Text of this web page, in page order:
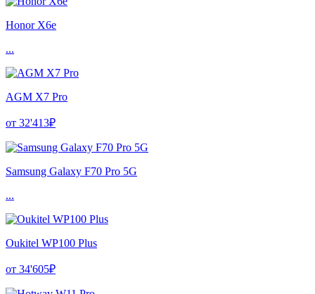
Honor X6e
...
AGM X7 Pro
от 32'413₽
Samsung Galaxy F70 Pro 5G
...
Oukitel WP100 Plus
от 34'605₽